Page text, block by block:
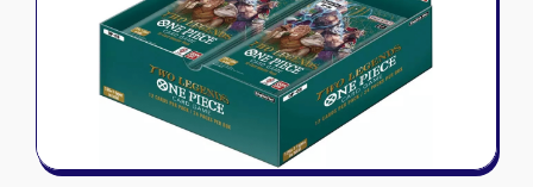
Naruto Mythos
Autres
Tapis de jeu